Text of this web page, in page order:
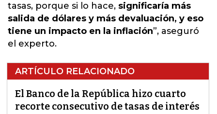
tasas, porque si lo hace, significaría más
salida de dólares y más devaluación, y eso
tiene un impacto en la inflación”, aseguró
el experto.
ARTÍCULO RELACIONADO
El Banco de la República hizo cuarto
recorte consecutivo de tasas de interés